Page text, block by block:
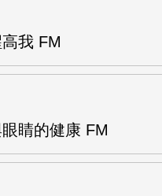
我 FM
睛的健康 FM